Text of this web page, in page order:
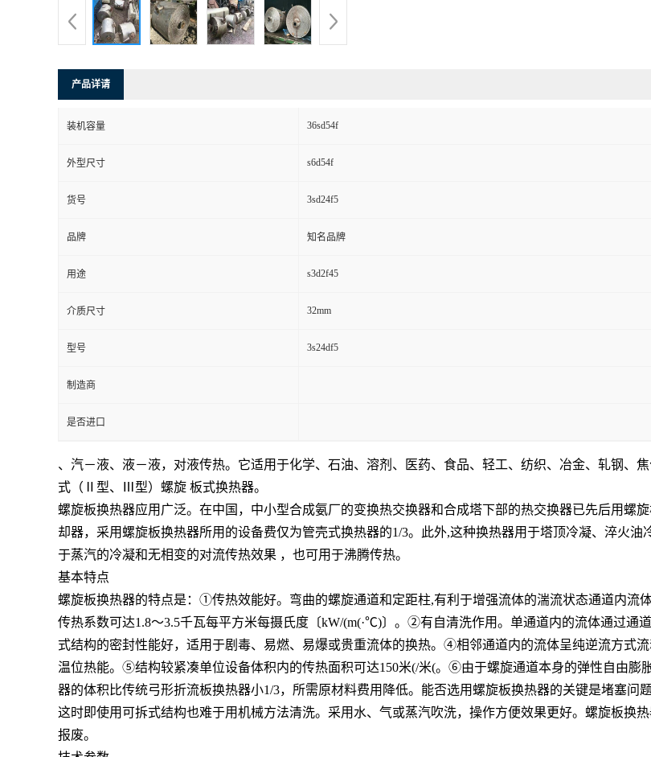
产品详请
装机容量 36sd54f
外型尺寸 s6d54f
货号 3sd24f5
品牌 知名品牌
用途 s3d2f45
介质尺寸 32mm
型号 3s24df5
制造商
是否进口
、汽－液、液－液，对液传热。它适用于化学、石油、溶剂、医药、食品、轻工、纺织、冶金、轧钢
式（Ⅱ型、Ⅲ型）螺旋 板式换热器。
螺旋板换热器应用广泛。在中国，中小型合成氨厂的变换热交换器和合成塔下部的热交换器已先后用螺
却器，采用螺旋板换热器所用的设备费仅为管壳式换热器的1/3。此外,这种换热器用于塔顶冷凝、淬火
于蒸汽的冷凝和无相变的对流传热效果 ，也可用于沸腾传热。
基本特点
螺旋板换热器的特点是：①传热效能好。弯曲的螺旋通道和定距柱,有利于增强流体的湍流状态通道内流
传热系数可达1.8～3.5千瓦每平方米每摄氏度〔kW/(m(·℃)〕。②有自清洗作用。单通道内的流体通过
式结构的密封性能好，适用于剧毒、易燃、易爆或贵重流体的换热。④相邻通道内的流体呈纯逆流方式
温位热能。⑤结构较紧凑单位设备体积内的传热面积可达150米(/米(。⑥由于螺旋通道本身的弹性自由
器的体积比传统弓形折流板换热器小1/3，所需原材料费用降低。能否选用螺旋板换热器的关键是堵塞问
这时即使用可拆式结构也难于用机械方法清洗。采用水、气或蒸汽吹洗，操作方便效果更好。螺旋板换
报废。